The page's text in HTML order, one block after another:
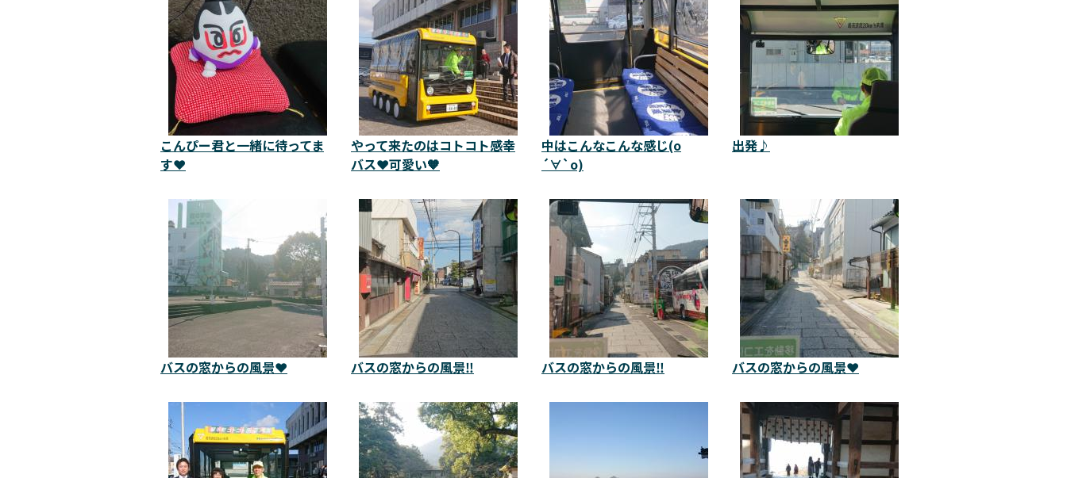
こんぴー君と一緒に待ってま
す❤️
やって来たのはコトコト感幸
バス❤️可愛い🧡
中はこんなこんな感じ(о
´∀`о)
出発♪
バスの窓からの風景❤️ バスの窓からの風景‼️ バスの窓からの風景‼️ バスの窓からの風景❤️